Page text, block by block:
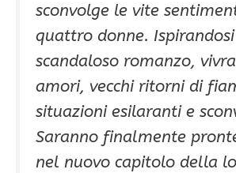
sconvolge le vite
quattro donne.
scandaloso romanzo,
amori, vecchi ritorni di
situazioni esilaranti e
Saranno finalmente
nel nuovo capitolo della